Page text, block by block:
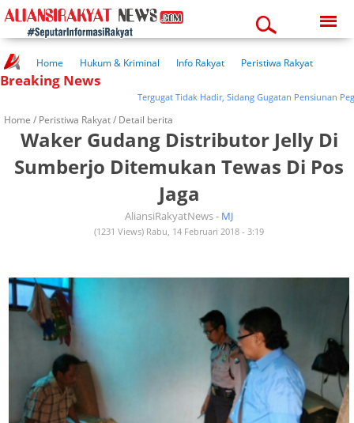
03:28:49 pm
Home Hukum & Kriminal Info Rakyat
Peristiwa Rakyat
Kuliner Rakyat
Wisata Rakyat
Breaking News
Tergugat Tidak Hadir, Sidang Gugatan Pensiunan
Home / Peristiwa Rakyat/ Detail berita
Waker Gudang Distributor Jelly Di
Sumberjo Ditemukan Tewas Di Pos
Jaga
AliansiRakyatNews - MJ
(1231 Views) Rabu, 14 Februari 2018 - 3:19